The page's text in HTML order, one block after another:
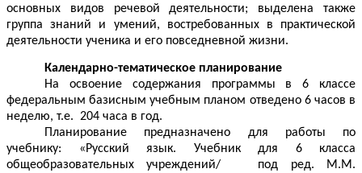
основных видов речевой деятельности; выделена также
группа знаний и умений, востребованных в практической
деятельности ученика и его повседневной жизни.
Календарно-тематическое планирование
На освоение содержания программы в 6 классе
федеральным базисным учебным планом отведено 6 часов в
неделю, т.е. 204 часа в год.
Планирование предназначено для работы по
учебнику: «Русский язык. Учебник для 6 класса
общеобразовательных учреждений/ под ред. М.М.